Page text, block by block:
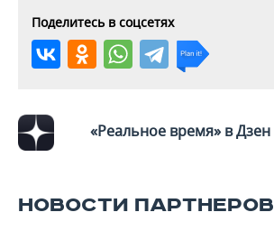
Поделитесь в соцсетях
«Реальное время» в Дзен
НОВОСТИ ПАРТНЕРОВ